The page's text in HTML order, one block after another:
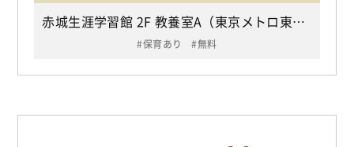
赤城生涯学習館 2F 教養室A（東京メトロ東西線「神楽坂駅」下車1b出口より徒歩3分、都営地下鉄大江戸線「牛込神楽坂駅」下車A3出口よち徒歩7分/新宿区赤城元町1-3）
保育あり 無料